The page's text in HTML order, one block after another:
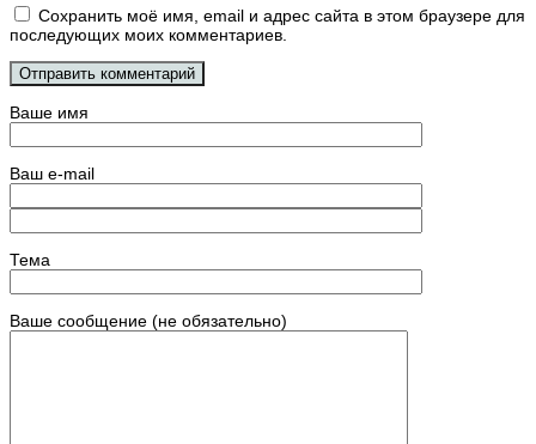
Сохранить моё имя, email и адрес сайта в этом браузере для
последующих моих комментариев.
Ваше имя
Ваш e-mail
Тема
Ваше сообщение (не обязательно)